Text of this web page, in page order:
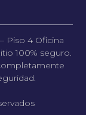
Piso 4 Oficina
100% seguro.